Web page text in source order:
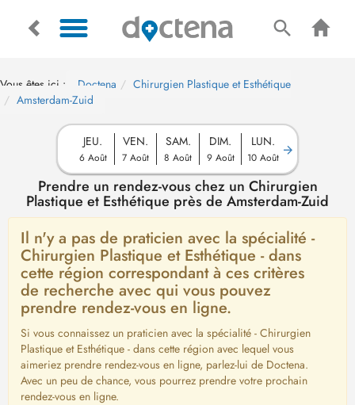
Vous êtes ici : Doctena
Chirurgien Plastique et Esthétique
Amsterdam-Zuid
JEU.
6 Août
VEN.
7 Août
SAM.
8 Août
DIM.
9 Août
LUN.
10 Août
Prendre un rendez-vous chez un Chirurgien
Plastique et Esthétique près de Amsterdam-Zuid
Il n'y a pas de praticien avec la spécialité -
Chirurgien Plastique et Esthétique - dans
cette région correspondant à ces critères
de recherche avec qui vous pouvez
prendre rendez-vous en ligne.
Si vous connaissez un praticien avec la spécialité - Chirurgien
Plastique et Esthétique - dans cette région avec lequel vous
aimeriez prendre rendez-vous en ligne, parlez-lui de Doctena.
Avec un peu de chance, vous pourrez prendre votre prochain
rendez-vous en ligne.